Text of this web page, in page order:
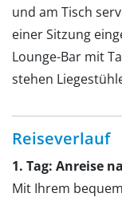
und am Tisch
einer Sitzung
Lounge-Bar mit
stehen
Reiseverlauf
1. Tag: Anreise
Mit Ihrem